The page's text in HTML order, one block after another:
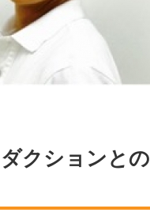
クションとの